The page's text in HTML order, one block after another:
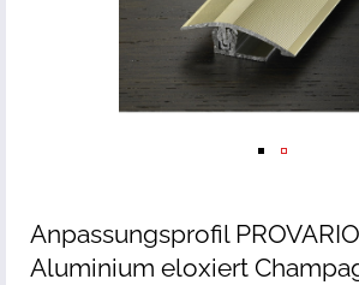
Anpassungsprofil
Aluminium eloxiert